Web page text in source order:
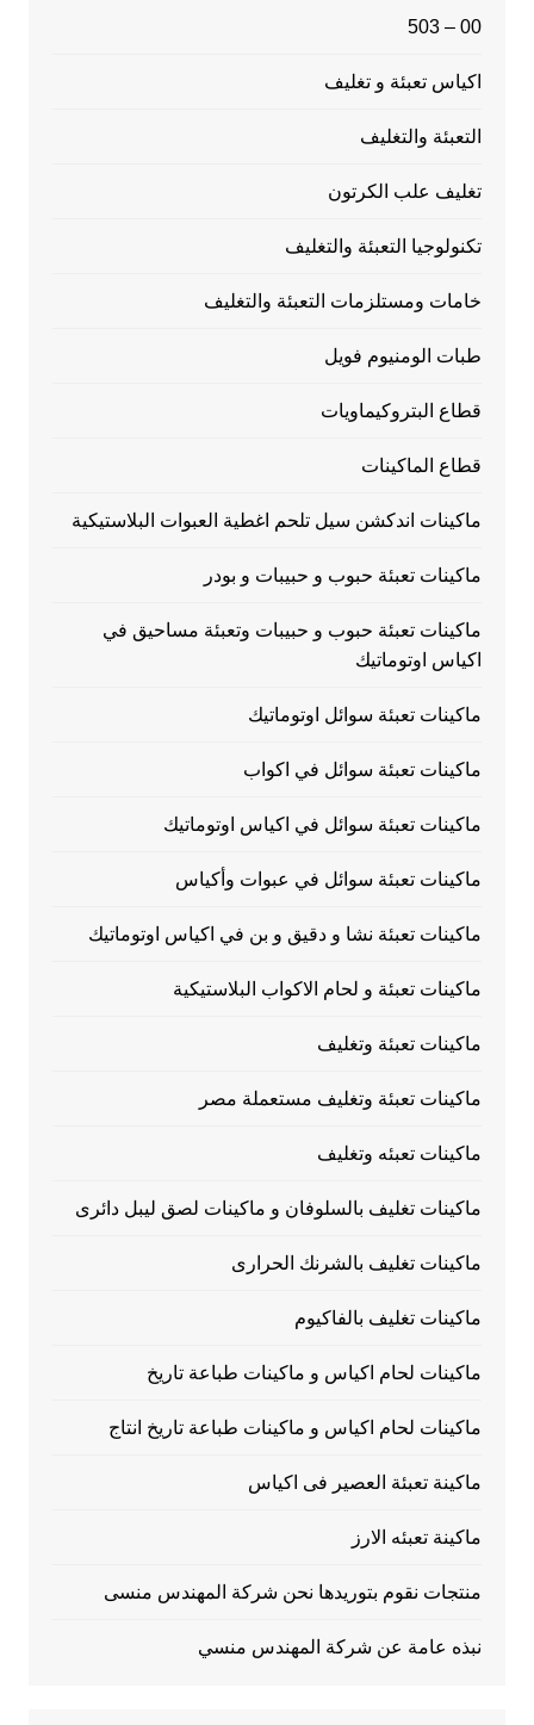
00 – 503
اكياس تعبئة و تغليف
التعبئة والتغليف
تغليف علب الكرتون
تكنولوجيا التعبئة والتغليف
خامات ومستلزمات التعبئة والتغليف
طبات الومنيوم فويل
قطاع البتروكيماويات
قطاع الماكينات
ماكينات اندكشن سيل تلحم اغطية العبوات البلاستيكية
ماكينات تعبئة حبوب و حبيبات و بودر
ماكينات تعبئة حبوب و حبيبات وتعبئة مساحيق في
اكياس اوتوماتيك
ماكينات تعبئة سوائل اوتوماتيك
ماكينات تعبئة سوائل في اكواب
ماكينات تعبئة سوائل في اكياس اوتوماتيك
ماكينات تعبئة سوائل في عبوات وأكياس
ماكينات تعبئة نشا و دقيق و بن في اكياس اوتوماتيك
ماكينات تعبئة و لحام الاكواب البلاستيكية
ماكينات تعبئة وتغليف
ماكينات تعبئة وتغليف مستعملة مصر
ماكينات تعبئه وتغليف
ماكينات تغليف بالسلوفان و ماكينات لصق ليبل دائرى
ماكينات تغليف بالشرنك الحرارى
ماكينات تغليف بالفاكيوم
ماكينات لحام اكياس و ماكينات طباعة تاريخ
ماكينات لحام اكياس و ماكينات طباعة تاريخ انتاج
ماكينة تعبئة العصير فى اكياس
ماكينة تعبئه الارز
منتجات نقوم بتوريدها نحن شركة المهندس منسى
نبذه عامة عن شركة المهندس منسي